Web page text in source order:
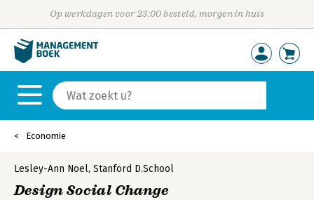
Op werkdagen voor 23:00 besteld, morgen in huis
Economie
Lesley-Ann Noel, Stanford D.School
Design Social Change